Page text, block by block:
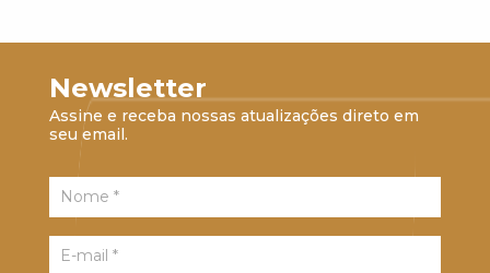
Newsletter
Assine e receba nossas atualizações direto em
seu email.